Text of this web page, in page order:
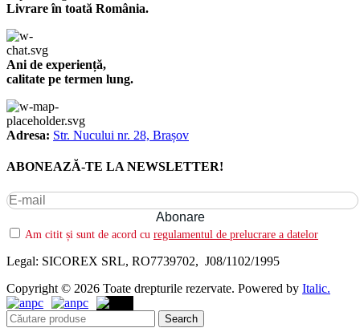
Livrare în toată România.
Ani de experiență,
calitate pe termen lung.
Adresa: Str. Nucului nr. 28, Brașov
ABONEAZĂ-TE LA NEWSLETTER!
Am citit și sunt de acord cu regulamentul de prelucrare a datelor
Legal: SICOREX SRL, RO7739702, J08/1102/1995
Copyright © 2026 Toate drepturile rezervate. Powered by Italic.
Search